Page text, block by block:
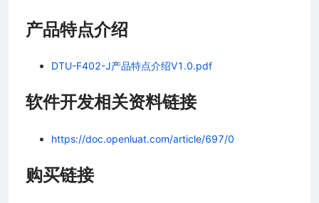
产品特点介绍
DTU-F402-J产品特点介绍V1.0.pdf
软件开发相关资料链接
https://doc.openluat.com/article/697/0
购买链接